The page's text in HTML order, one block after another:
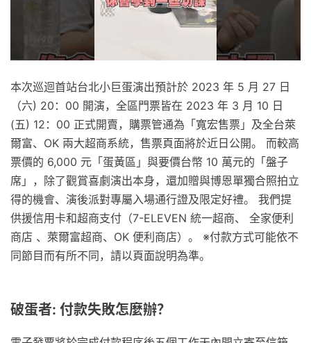
本次巡迴首站台北小巨蛋演出預計於 2023 年 5 月 27 日
（六) 20：00 開演，全區門票皆在 2023 年 3 月 10 日
(五) 12：00 正式開賣，購票管通為「寬宏售票」及全台萊
爾富、OK 兩大超商系統，售票頁面將於近日公開。 而較高
票價的 6,000 元「蛋黃區」與要價台幣 10 萬元的「盤子
席」，除了觀賞喜劇演出本身，還加贈與博恩單獨合照拍立
得的機會、演後派對專屬入場通行證及限定好禮。 我們提
供援信用卡和超商支付（7-ELEVEN 統一超商、 全家便利
商店 、萊爾富超商、OK 便利商店）。 ※付款方式可能依不
同節目而有所不同，請以頁面說明為準。
破蛋者: 付款失敗怎麼辦？